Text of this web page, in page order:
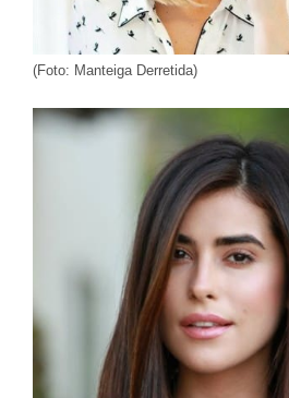
(Foto: Manteiga Derretida)